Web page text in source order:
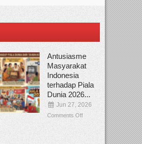
Antusiasme
Masyarakat
Indonesia
terhadap Piala
Dunia 2026...
Jun 27, 2026
Comments Off